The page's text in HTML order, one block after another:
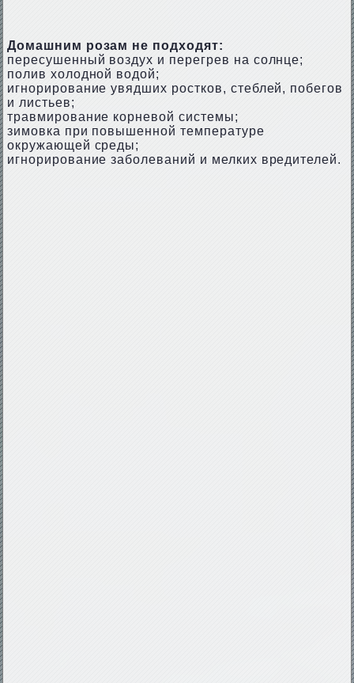
Домашним розам не подходят:
пересушенный воздух и перегрев на солнце;
полив холодной водой;
игнорирование увядших ростков, стеблей, побегов
и листьев;
травмирование корневой системы;
зимовка при повышенной температуре
окружающей среды;
игнорирование заболеваний и мелких вредителей.